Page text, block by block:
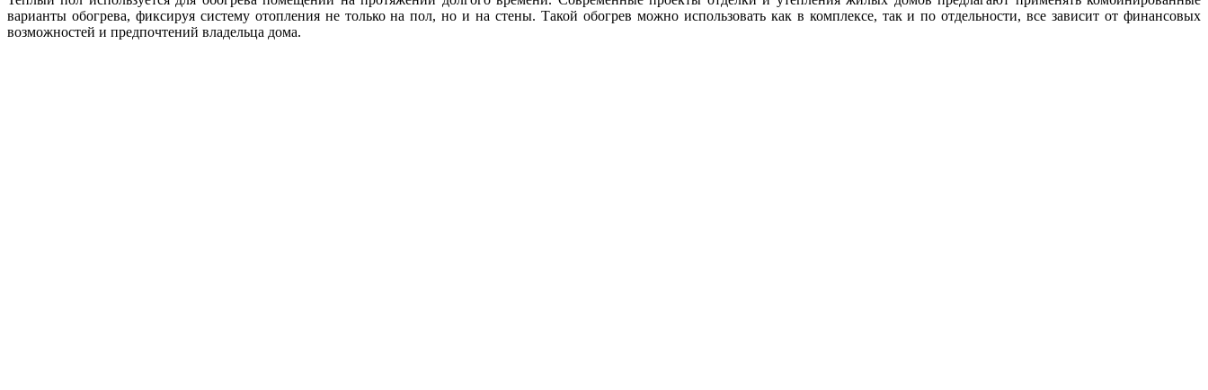
варианты обогрева, фиксируя систему отопления не только на пол, но и на стены. Такой обогрев можно использовать как в комплексе, так и по отдельности, все зависит от финансовых
возможностей и предпочтений владельца дома.